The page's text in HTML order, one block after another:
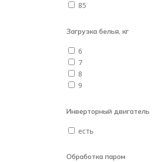
85
Загрузка белья, кг
6
7
8
9
Инверторный двигатель
есть
Обработка паром